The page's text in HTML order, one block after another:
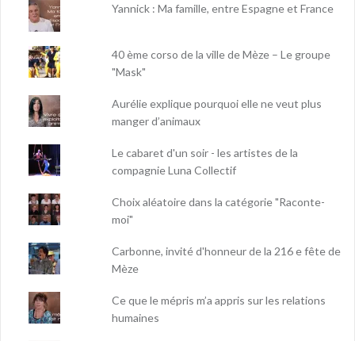
Yannick : Ma famille, entre Espagne et France
40 ème corso de la ville de Mèze – Le groupe
"Mask"
Aurélie explique pourquoi elle ne veut plus
manger d’animaux
Le cabaret d'un soir - les artistes de la
compagnie Luna Collectif
Choix aléatoire dans la catégorie "Raconte-
moi"
Carbonne, invité d'honneur de la 216 e fête de
Mèze
Ce que le mépris m’a appris sur les relations
humaines